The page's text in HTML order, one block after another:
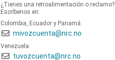
¿Tienes una retroalimentación o reclamo?
Escríbenos en:
Colombia, Ecuador y Panamá:
mivozcuenta@nrc.no
Venezuela:
tuvozcuenta@nrc.no